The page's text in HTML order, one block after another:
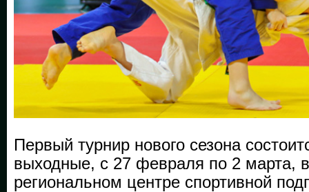
Первый турнир нового сезона
выходные, с 27 февраля по 2 марта,
региональном центре спортивной